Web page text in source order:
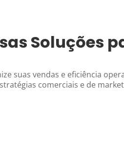
Soluções
suas vendas e eficiência
comerciais e de